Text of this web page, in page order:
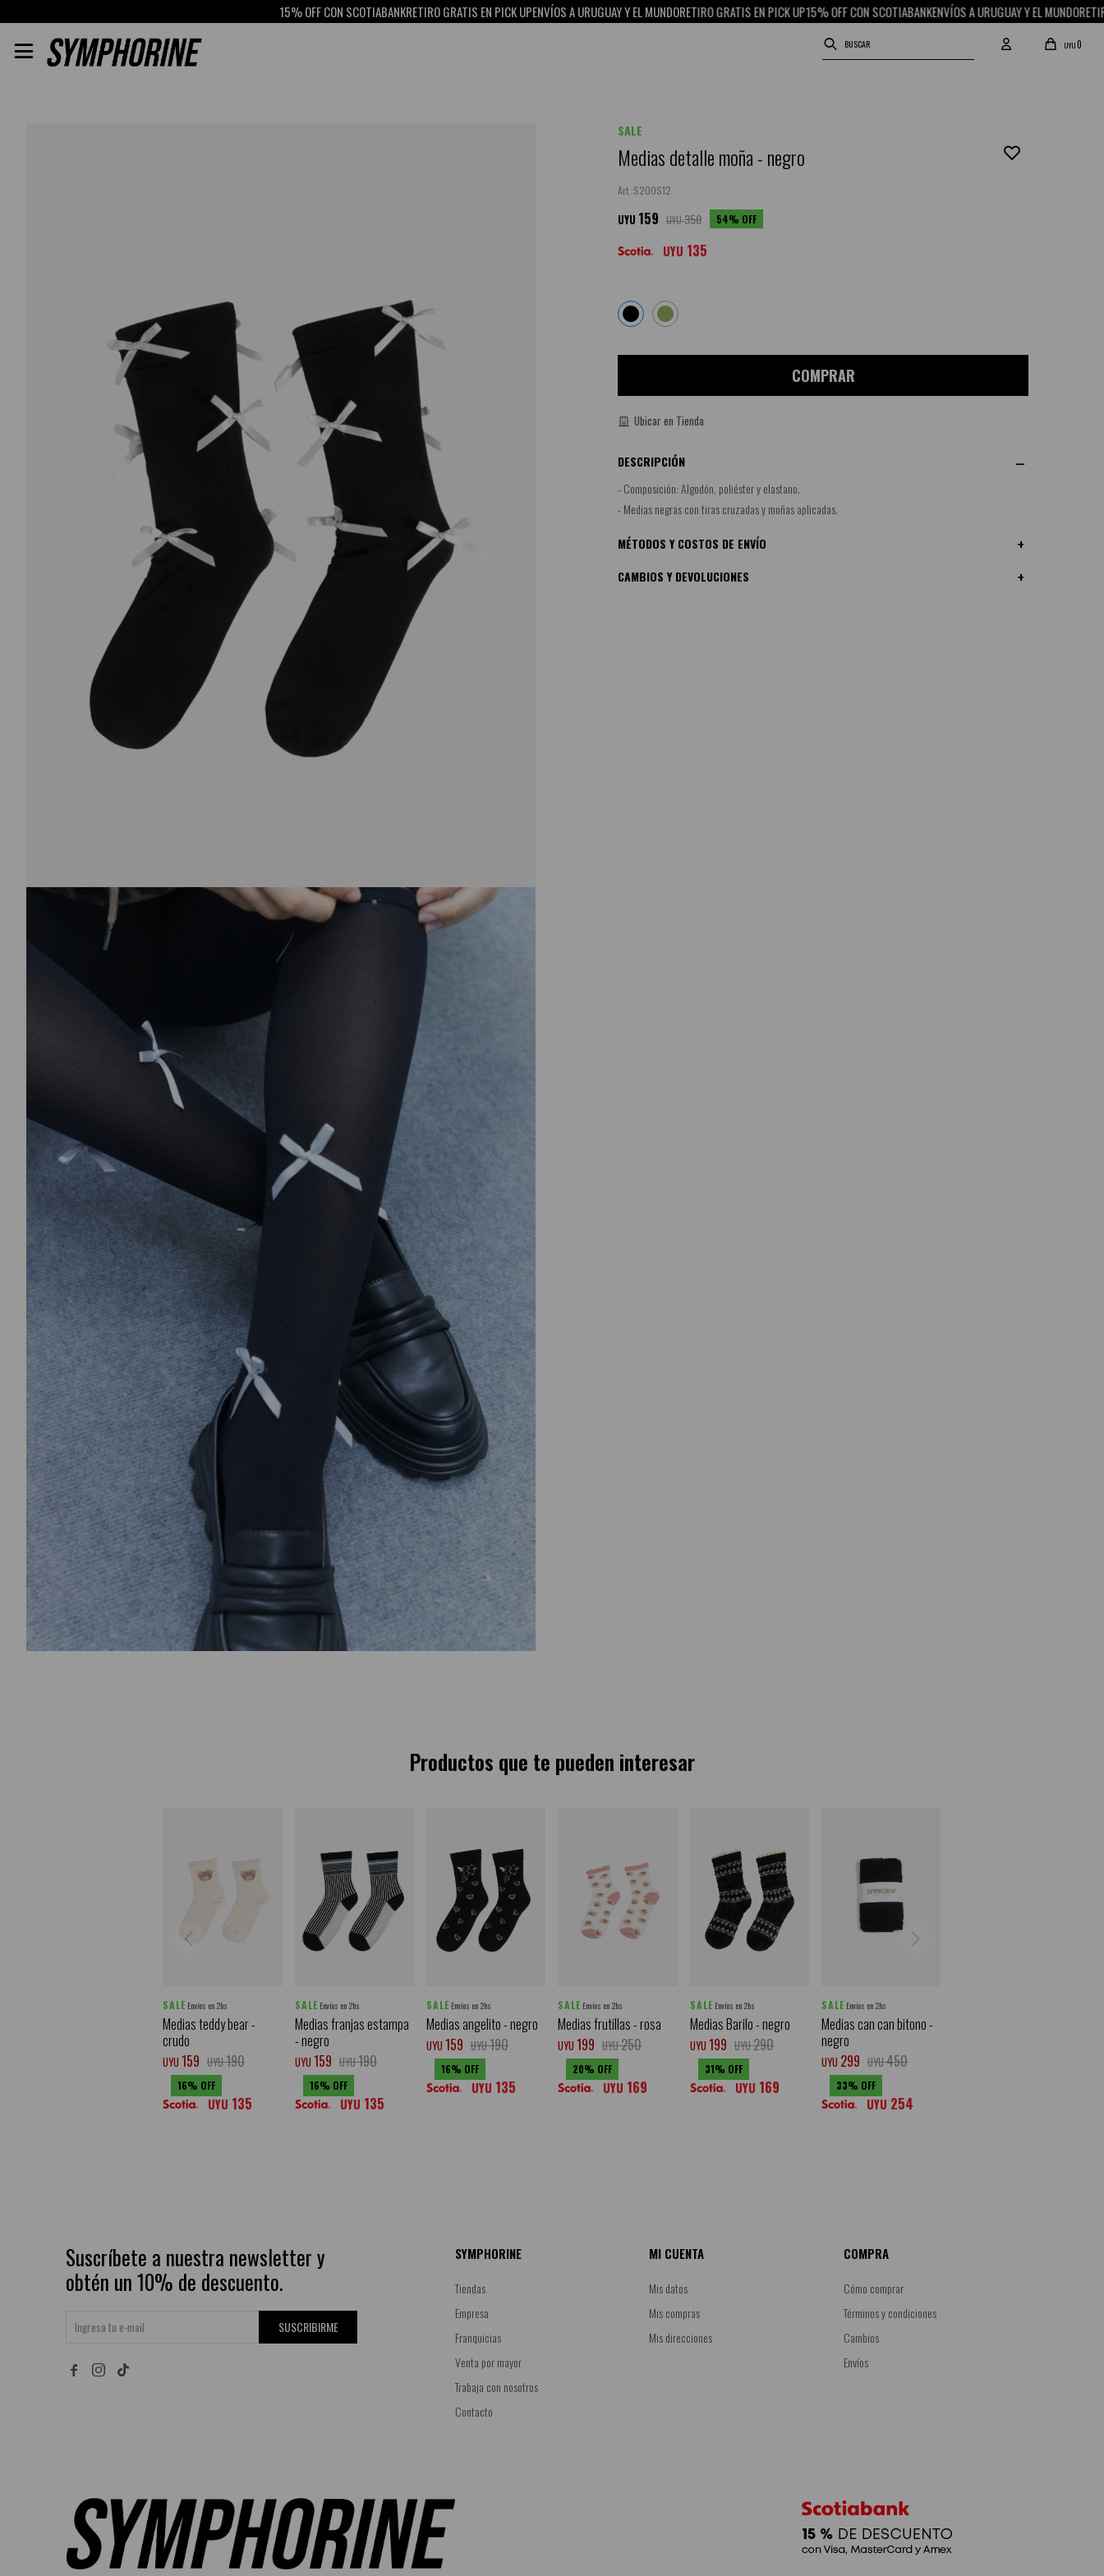
15% OFF CON SCOTIABANKRETIRO GRATIS EN PICK UPENVÍOS A URUGUAY Y EL MUNDORETIRO GRATIS EN PICK UP15% OFF CON SCOTIABANKENVÍOS A URUGUAY Y EL MUNDORETIRO
UYU0

SALE
Medias detalle moña - negro
S20OS12
UYU 159 UYU350 54
UYU 135
COMPRAR
Ubicar en Tienda
DESCRIPCIÓN
- Composición: Algodón, poliéster y elastano.
- Medias negras con tiras cruzadas y moñas aplicadas.
MÉTODOS Y COSTOS DE ENVÍO
CAMBIOS Y DEVOLUCIONES
Productos que te pueden interesar
SALE Envíos en 2hs
Medias teddy bear -
crudo
UYU 159 UYU190
16
UYU 135
SALE Envíos en 2hs
Medias franjas estampa
- negro
UYU 159 UYU190
16
UYU 135
SALE Envíos en 2hs
Medias angelito - negro
UYU 159 UYU190
16
UYU 135
SALE Envíos en 2hs
Medias frutillas - rosa
UYU 199 UYU250
20
UYU 169
SALE Envíos en 2hs
Medias Barilo - negro
UYU 199 UYU290
31
UYU 169
SALE Envíos en 2hs
Medias can can bitono -
negro
UYU 299 UYU450
33
UYU 254
Suscríbete a nuestra newsletter y
obtén un 10% de descuento.
SUSCRIBIRME
 
SYMPHORINE
Tiendas
Empresa
Franquicias
Venta por mayor
Trabaja con nosotros
Contacto
MI CUENTA
Mis datos
Mis compras
Mis direcciones
COMPRA
Cómo comprar
Términos y condiciones
Cambios
Envíos